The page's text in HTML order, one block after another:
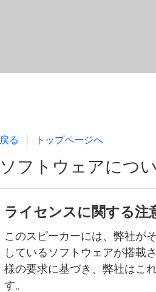
戻る トップページへ
ソフトウェアにつ
ライセンスに関する注
このスピーカーには、弊社が
しているソフトウェアが搭載
様の要求に基づき、弊社はこ
す。